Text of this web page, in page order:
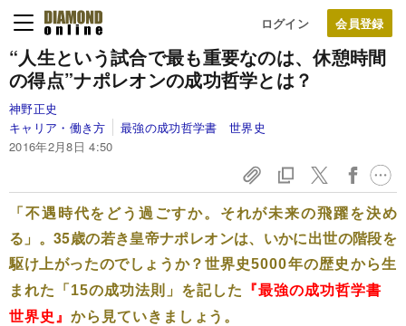
ログイン
“人生という試合で最も重要なのは、休憩時間
の得点”ナポレオンの成功哲学とは？
神野正史
キャリア・働き方
最強の成功哲学書 世界史
2016年2月8日 4:50
「不遇時代をどう過ごすか。それが未来の飛躍を決め
る」。35歳の若き皇帝ナポレオンは、いかに出世の階段を
駆け上がったのでしょうか？ 世界史5000年の歴史から生
まれた「15の成功法則」を記した
『最強の成功哲学書
世界史』 から見ていきましょう。